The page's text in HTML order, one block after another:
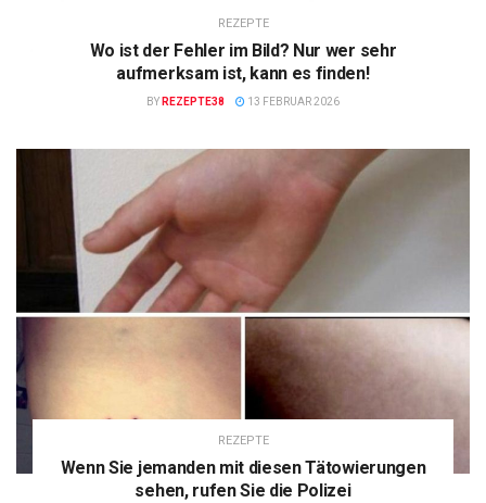
REZEPTE
Wo ist der Fehler im Bild? Nur wer sehr
aufmerksam ist, kann es finden!
BY REZEPTE38 13 FEBRUAR 2026
REZEPTE
Wenn Sie jemanden mit diesen Tätowierungen
sehen, rufen Sie die Polizei